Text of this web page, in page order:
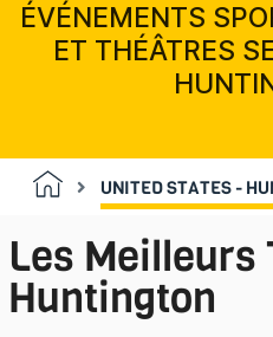
ÉVÉNEMENTS
ET THÉÂTRES
UNITED STATES -
Les Meilleurs
Huntington